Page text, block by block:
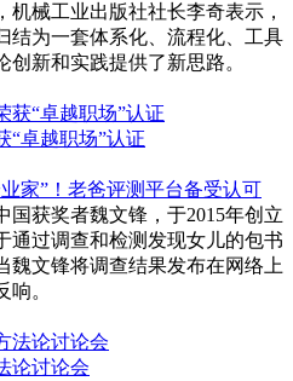
械工业出版社社长李奇表示，
结为一套体系化、流程化、工具
新和实践提供了新思路。
“卓越职场”认证
家”！老爸评测平台备受认可
国获奖者魏文锋，于2015年创立
通过调查和检测发现女儿的包书
魏文锋将调查结果发布在网络上
。
论讨论会